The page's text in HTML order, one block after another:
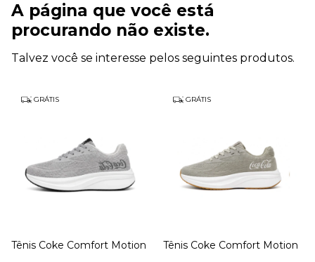
A página que você está
procurando não existe.
Talvez você se interesse pelos seguintes produtos.
GRÁTIS
Tênis Coke Comfort Motion
GRÁTIS
Tênis Coke Comfort Motion